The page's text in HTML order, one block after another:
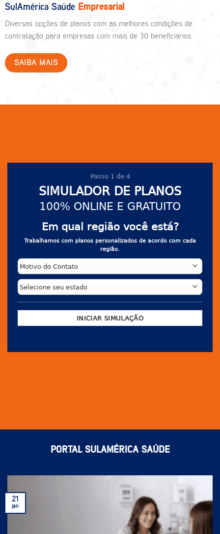
SulAmérica Saúde Empresarial
Diversas opções de planos com as melhores condições de
contratação para empresas com mais de 30 beneficiários.
SAIBA MAIS
PORTAL SULAMÉRICA SAÚDE
21
jan